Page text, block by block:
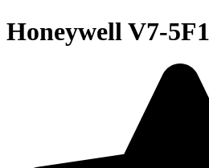
Honeywell V7-